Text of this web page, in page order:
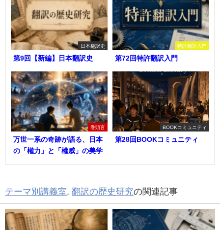
日本翻訳史
第9回【新編】日本翻訳史
特許翻訳入門
第72回特許翻訳入門
巻頭言
万世一系の奇跡が語る、日本
の「權力」と「權威」の美学
BOOKコミュニティ
第28回BOOKコミュニティ
テーマ別講義室 翻訳の歴史研究の関連記事